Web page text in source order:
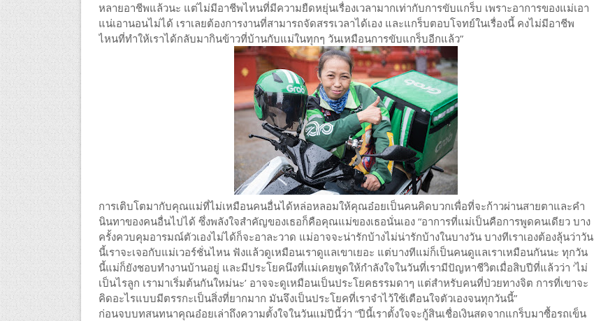
หลายอาชีพแล้วนะ แต่ไม่มีอาชีพไหนที่มีความยืดหยุ่นเรื่องเวลามากเท่ากับการขับแกร็บ เพราะอาการของแม่เอา
แน่เอานอนไม่ได้ เราเลยต้องการงานที่สามารถจัดสรรเวลาได้เอง และแกร็บตอบโจทย์ในเรื่องนี้ คงไม่มีอาชีพ
ไหนที่ทำให้เราได้กลับมากินข้าวที่บ้านกับแม่ในทุกๆ วันเหมือนการขับแกร็บอีกแล้ว”
การเติบโตมากับคุณแม่ที่ไม่เหมือนคนอื่นได้หล่อหลอมให้คุณอ๋อยเป็นคนคิดบวกเพื่อที่จะก้าวผ่านสายตาและคำ
นินทาของคนอื่นไปได้ ซึ่งพลังใจสำคัญของเธอก็คือคุณแม่ของเธอนั่นเอง “อาการที่แม่เป็นคือการพูดคนเดียว บาง
ครั้งควบคุมอารมณ์ตัวเองไม่ได้ก็จะอาละวาด แม่อาจจะน่ารักบ้างไม่น่ารักบ้างในบางวัน บางทีเราเองต้องลุ้นว่าวัน
นี้เราจะเจอกับแม่เวอร์ชั่นไหน ฟังแล้วดูเหมือนเราดูแลเขาเยอะ แต่บางทีแม่ก็เป็นคนดูแลเราเหมือนกันนะ ทุกวัน
นี้แม่ก็ยังชอบทำงานบ้านอยู่ และมีประโยคนึงที่เเม่เคยพูดให้กำลังใจในวันที่เรามีปัญหาชีวิตเมื่อสิบปีที่แล้วว่า ‘ไม่
เป็นไรลูก เรามาเริ่มต้นกันใหม่นะ’ อาจจะดูเหมือนเป็นประโยคธรรมดาๆ แต่สำหรับคนที่ป่วยทางจิต การที่เขาจะ
คิดอะไรแบบมีตรรกะเป็นสิ่งที่ยากมาก มันจึงเป็นประโยคที่เราจำไว้ใช้เตือนใจตัวเองจนทุกวันนี้”
ก่อนจบบทสนทนาคุณอ๋อยเล่าถึงความตั้งใจในวันแม่ปีนี้ว่า “ปีนี้เราตั้งใจจะกู้สินเชื่อเงินสดจากแกร็บมาซื้อรถเข็น